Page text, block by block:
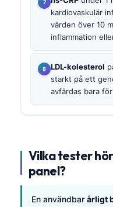
kardiovaskulär
värden över 10
inflammation
LDL-kolesterol
starkt på ett
avfärdas bara
Vilka tester
panel?
En användbar årligt